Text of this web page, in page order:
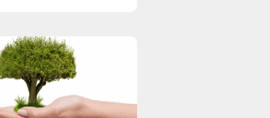
skånskt klimat
skåne söker effektiva och driftsäkra
värmepumpar. Kombinationen av ett
uppvärmningssystem, lägr...